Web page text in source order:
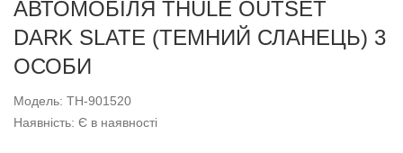
АВТОМОБІЛЯ THULE OUTSET
DARK SLATE (ТЕМНИЙ СЛАНЕЦЬ) 3
ОСОБИ
Модель: TH-901520
Наявність: Є в наявності